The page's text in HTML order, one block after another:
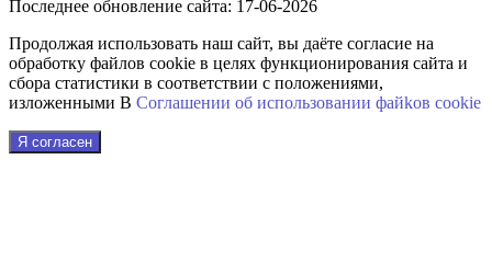
Последнее обновление сайта: 17-06-2026
Продолжая использовать наш сайт, вы даёте согласие на
обработку файлов cookie в целях функционирования сайта и
сбора статистики в соответствии с положениями,
изложенными В Соглашении об использовании файkов cookie
Я согласен